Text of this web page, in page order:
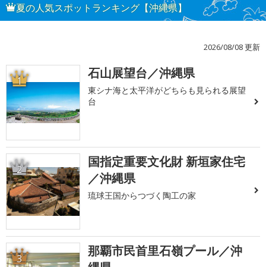
夏の人気スポットランキング【沖縄県】
2026/08/08 更新
1 石山展望台／沖縄県
東シナ海と太平洋がどちらも見られる展望
台
2
国指定重要文化財 新垣家住宅
／沖縄県
琉球王国からつづく陶工の家
3
那覇市民首里石嶺プール／沖